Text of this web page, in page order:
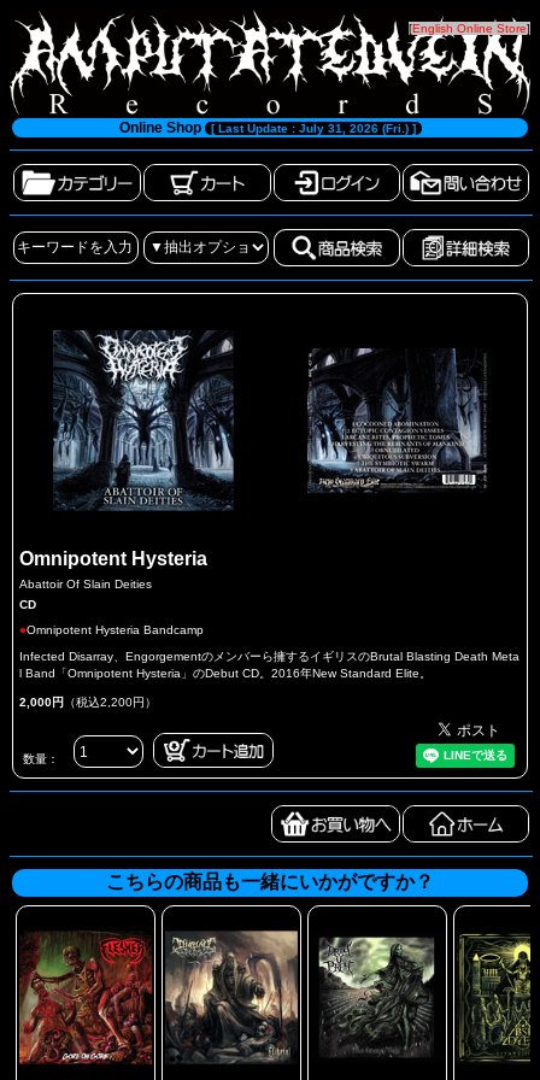
[English Online Store]
Online Shop [ Last Update : July 31, 2026 (Fri.) ]
Omnipotent Hysteria
Abattoir Of Slain Deities
CD
●Omnipotent Hysteria Bandcamp
Infected Disarray、Engorgementのメンバーら擁するイギリスのBrutal Blasting Death Meta
l Band「Omnipotent Hysteria」のDebut CD。2016年New Standard Elite。
2,000円 （税込2,200円）
数量：
こちらの商品も一緒にいかがですか？